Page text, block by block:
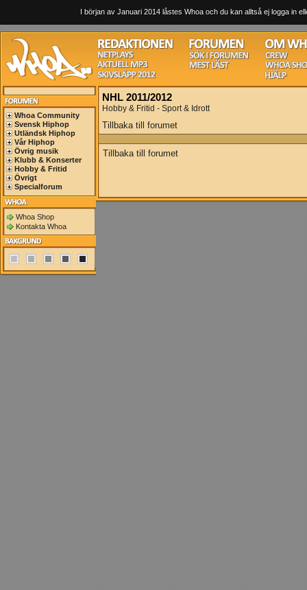
I början av Januari 2014 låstes Whoa och du kan alltså ej logga in
Whoa Community
Svensk Hiphop
Utländsk Hiphop
Vår Hiphop
Övrig musik
Klubb & Konserter
Hobby & Fritid
Övrigt
Specialforum
Whoa Shop
Kontakta Whoa
NHL 2011/2012
Hobby & Fritid - Sport & Idrott
Tillbaka till forumet
Tillbaka till forumet